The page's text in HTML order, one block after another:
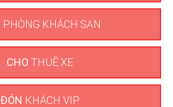
PHÒNG KHÁCH SẠN
CHO THUÊ XE
ĐÓN KHÁCH VIP